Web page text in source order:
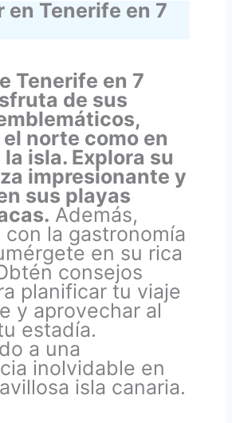
en Tenerife en 7
Tenerife en 7
de sus
norte como en
isla. Explora su
impresionante y
sus playas
Además,
la gastronomía
en su rica
consejos
planificar tu viaje
y aprovechar al
estadía.
a una
inolvidable en
isla canaria.